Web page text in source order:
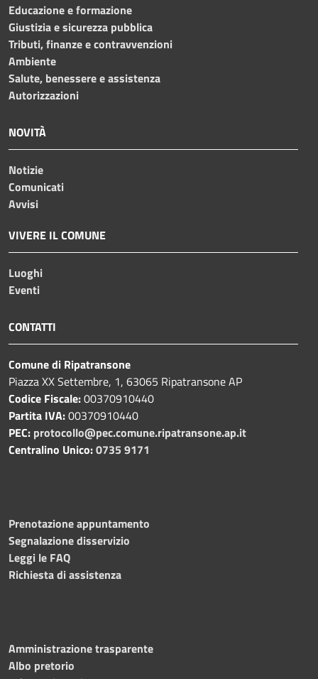
Educazione e formazione
Giustizia e sicurezza pubblica
Tributi, finanze e contravvenzioni
Ambiente
Salute, benessere e assistenza
Autorizzazioni
NOVITÀ
Notizie
Comunicati
Avvisi
VIVERE IL COMUNE
Luoghi
Eventi
CONTATTI
Comune di Ripatransone
Piazza XX Settembre, 1, 63065 Ripatransone AP
Codice Fiscale:00370910440
Partita IVA:00370910440
PEC: protocollo@pec.comune.ripatransone.ap.it
Centralino Unico:0735 9171
Prenotazione appuntamento
Segnalazione disservizio
Leggi le FAQ
Richiesta di assistenza
Amministrazione trasparente
Albo pretorio